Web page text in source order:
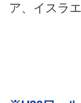
ア、イスラ